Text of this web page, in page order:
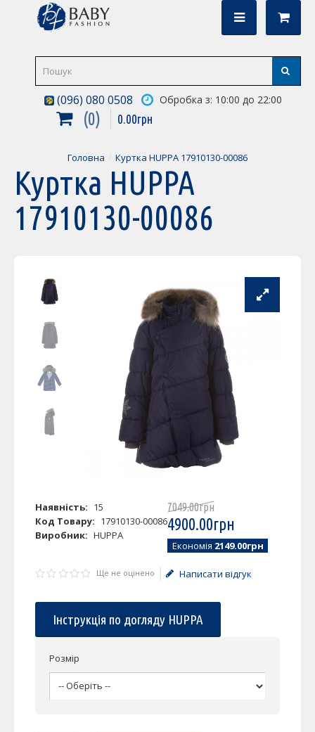
(096) 080 0508 Обробка з: 10:00 до 22:00
0 0.00грн
Головна Куртка HUPPA 17910130-00086
Куртка HUPPA
17910130-00086
Наявність: 15
Код Товару: 17910130-00086
Виробник: HUPPA
7049.00грн
4900.00грн
Економія 2149.00грн
Ще не оцінено Написати відгук
Інструкція по догляду HUPPA
Розмір